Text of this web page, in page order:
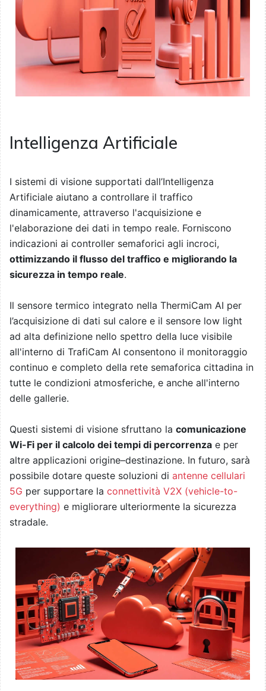
Intelligenza Artificiale
I sistemi di visione supportati dall’Intelligenza
Artificiale aiutano a controllare il traffico
dinamicamente, attraverso l'acquisizione e
l'elaborazione dei dati in tempo reale. Forniscono
indicazioni ai controller semaforici agli incroci,
ottimizzando il flusso del traffico e migliorando la
sicurezza in tempo reale.
Il sensore termico integrato nella ThermiCam AI per
l’acquisizione di dati sul calore e il sensore low light
ad alta definizione nello spettro della luce visibile
all'interno di TrafiCam AI consentono il monitoraggio
continuo e completo della rete semaforica cittadina in
tutte le condizioni atmosferiche, e anche all'interno
delle gallerie.
Questi sistemi di visione sfruttano la comunicazione
Wi-Fi per il calcolo dei tempi di percorrenza e per
altre applicazioni origine–destinazione. In futuro, sarà
possibile dotare queste soluzioni di antenne cellulari
5G per supportare la connettività V2X (vehicle-to-
everything) e migliorare ulteriormente la sicurezza
stradale.